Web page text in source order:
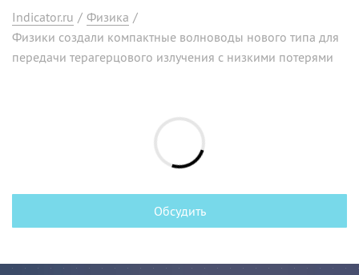
Indicator.ru / Физика /
Физики создали компактные волноводы нового типа для
передачи терагерцового излучения с низкими потерями
Обсудить